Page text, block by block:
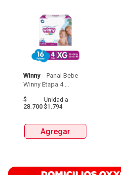
Winny - Panal Bebe
Winny Etapa 4
$
28.700
Unidad a
$1.794
Agregar